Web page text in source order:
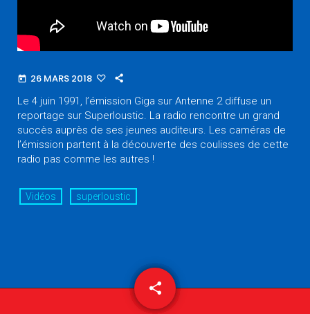
today 26 MARS 2018
Le 4 juin 1991, l’émission Giga sur Antenne 2 diffuse un
reportage sur Superloustic. La radio rencontre un grand
succès auprès de ses jeunes auditeurs. Les caméras de
l’émission partent à la découverte des coulisses de cette
radio pas comme les autres !
Vidéos superloustic
share
email